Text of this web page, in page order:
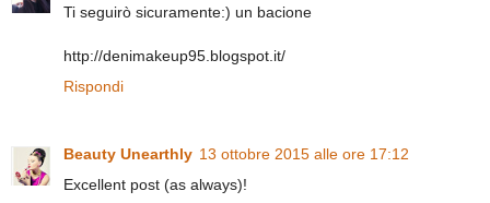
Ti seguirò sicuramente:) un bacione
http://denimakeup95.blogspot.it/
Rispondi
Beauty Unearthly 13 ottobre 2015 alle ore 17:12
Excellent post (as always)!